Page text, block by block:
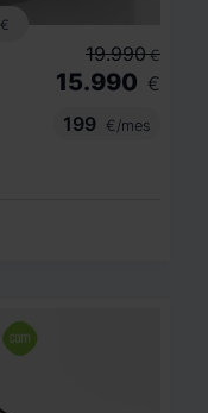
€
19.990 €
15.990 €
199
€/mes